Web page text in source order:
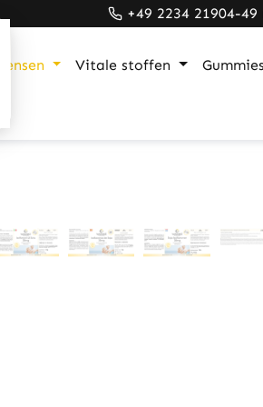
+49 2234 21904-
Vitale stoffen Gummies